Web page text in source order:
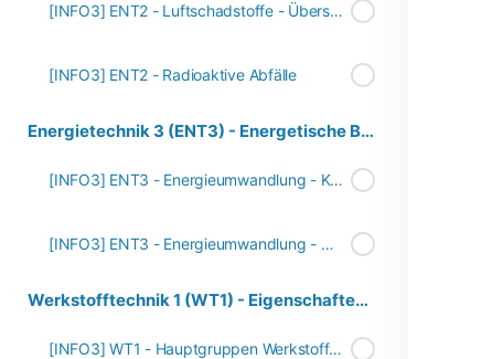
[INFO3] ENT2 - Luftschadstoffe - Übersicht
[INFO3] ENT2 - Radioaktive Abfälle
Energietechnik 3 (ENT3) - Energetische Berechnungen
[INFO3] ENT3 - Energieumwandlung - Kraftwerke
[INFO3] ENT3 - Energieumwandlung - Wirkungsgrad
Werkstofftechnik 1 (WT1) - Eigenschaften von Werkstoffen
[INFO3] WT1 - Hauptgruppen Werkstoffe - Überblick